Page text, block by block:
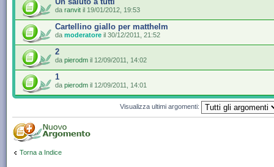
da ranvit il 19/01/2012, 19:53
Cartellino giallo per matthelm
da moderatore il 30/12/2011, 21:52
2
da pierodm il 12/09/2011, 14:02
1
da pierodm il 12/09/2011, 14:01
Visualizza ultimi argomenti:
Torna a Indice